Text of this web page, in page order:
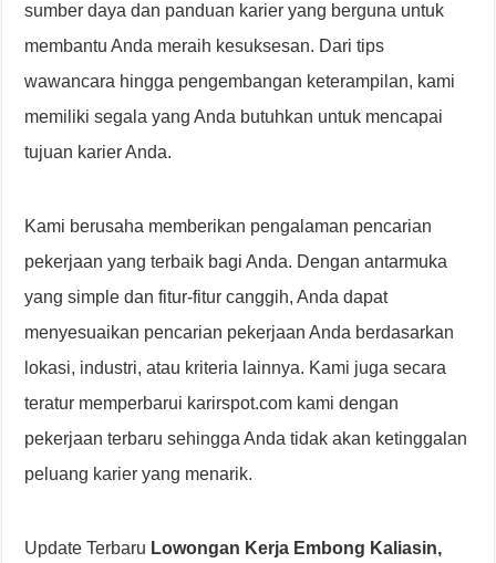
sumber daya dan panduan karier yang berguna untuk
membantu Anda meraih kesuksesan. Dari tips
wawancara hingga pengembangan keterampilan, kami
memiliki segala yang Anda butuhkan untuk mencapai
tujuan karier Anda.
Kami berusaha memberikan pengalaman pencarian
pekerjaan yang terbaik bagi Anda. Dengan antarmuka
yang simple dan fitur-fitur canggih, Anda dapat
menyesuaikan pencarian pekerjaan Anda berdasarkan
lokasi, industri, atau kriteria lainnya. Kami juga secara
teratur memperbarui karirspot.com kami dengan
pekerjaan terbaru sehingga Anda tidak akan ketinggalan
peluang karier yang menarik.
Update Terbaru Lowongan Kerja Embong Kaliasin,